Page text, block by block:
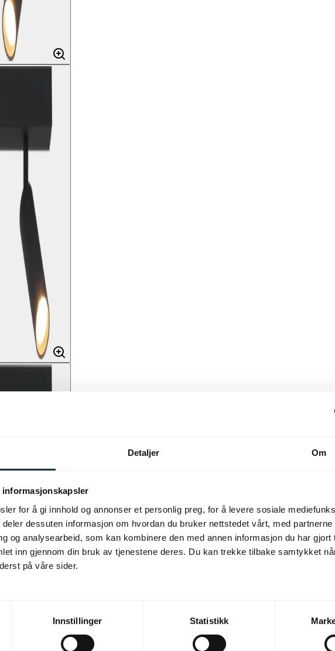
Detaljer Om
for å gi innhold og annonser et personlig preg, for å levere sosiale
dessuten informasjon om hvordan du bruker nettstedet vårt, med partnerne
og analysearbeid, som kan kombinere den med annen informasjon du har gjort
inn gjennom din bruk av tjenestene deres. Du kan trekke tilbake samtykket
på våre sider.
Innstillinger Statistikk